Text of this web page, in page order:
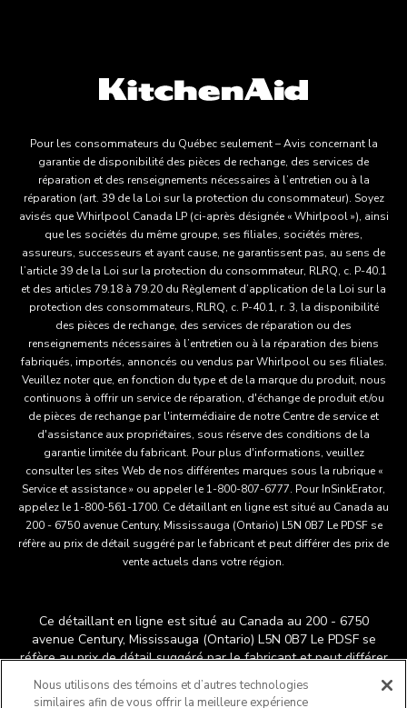
Pour les consommateurs du Québec seulement – Avis concernant la
garantie de disponibilité des pièces de rechange, des services de
réparation et des renseignements nécessaires à l’entretien ou à la
réparation (art. 39 de la Loi sur la protection du consommateur). Soyez
avisés que Whirlpool Canada LP (ci-après désignée « Whirlpool »), ainsi
que les sociétés du même groupe, ses filiales, sociétés mères,
assureurs, successeurs et ayant cause, ne garantissent pas, au sens de
l’article 39 de la Loi sur la protection du consommateur, RLRQ, c. P-40.1
et des articles 79.18 à 79.20 du Règlement d’application de la Loi sur la
protection des consommateurs, RLRQ, c. P-40.1, r. 3, la disponibilité
des pièces de rechange, des services de réparation ou des
renseignements nécessaires à l’entretien ou à la réparation des biens
fabriqués, importés, annoncés ou vendus par Whirlpool ou ses filiales.
Veuillez noter que, en fonction du type et de la marque du produit, nous
continuons à offrir un service de réparation, d'échange de produit et/ou
de pièces de rechange par l'intermédiaire de notre Centre de service et
d'assistance aux propriétaires, sous réserve des conditions de la
garantie limitée du fabricant. Pour plus d'informations, veuillez
consulter les sites Web de nos différentes marques sous la rubrique «
Service et assistance » ou appeler le 1-800-807-6777. Pour InSinkErator,
appelez le 1-800-561-1700. Ce détaillant en ligne est situé au Canada au
200 - 6750 avenue Century, Mississauga (Ontario) L5N 0B7 Le PDSF se
réfère au prix de détail suggéré par le fabricant et peut différer des prix de
vente actuels dans votre région.
Ce détaillant en ligne est situé au Canada au 200 - 6750
avenue Century, Mississauga (Ontario) L5N 0B7 Le PDSF se
réfère au prix de détail suggéré par le fabricant et peut différer
des prix de vente actuels dans votre région.
KitchenAid. Tous droits réservés. Utilisée sous licence au
Nous utilisons des témoins et d’autres technologies
similaires afin de vous offrir la meilleure expérience